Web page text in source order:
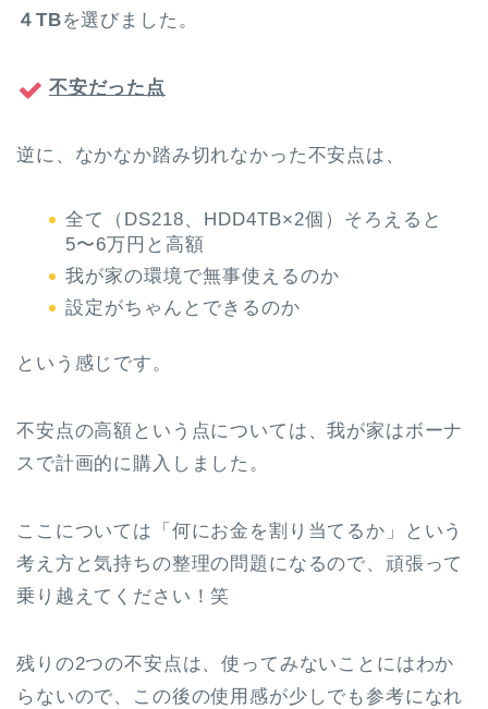
４TBを選びました。
不安だった点
逆に、なかなか踏み切れなかった不安点は、
全て（DS218、HDD4TB×2個）そろえると
5〜6万円と高額
我が家の環境で無事使えるのか
設定がちゃんとできるのか
という感じです。
不安点の高額という点については、我が家はボーナ
スで計画的に購入しました。
ここについては「何にお金を割り当てるか」という
考え方と気持ちの整理の問題になるので、頑張って
乗り越えてください！笑
残りの2つの不安点は、使ってみないことにはわか
らないので、この後の使用感が少しでも参考になれ